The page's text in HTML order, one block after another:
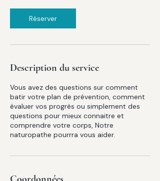
Réserver
Description du service
Vous avez des questions sur comment
batir votre plan de prévention, comment
évaluer vos progrès ou simplement des
questions pour mieux connaitre et
comprendre votre corps, Notre
naturopathe pourrra vous aider.